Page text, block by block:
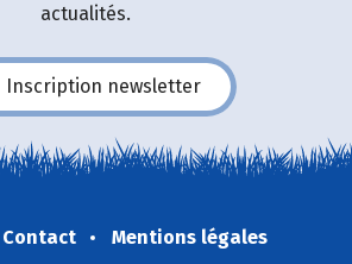
actualités.
Inscription newsletter
Contact
Mentions légales